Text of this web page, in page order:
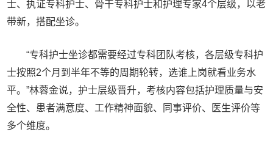
士、执证专科护士、骨干专科护士和护理专家4个层级，以老
带新，搭配坐诊。
“专科护士坐诊都需要经过专科团队考核，各层级专科护
士按照2个月到半年不等的周期轮转，选谁上岗就看业务水
平。”林蓉金说，护士层级晋升，考核内容包括护理质量与安
全性、患者满意度、工作精神面貌、同事评价、医生评价等
多个维度。